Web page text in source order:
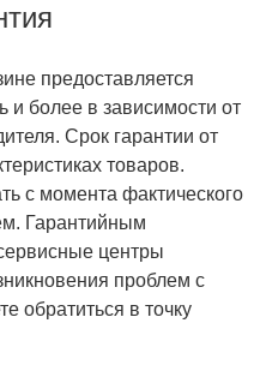
предоставляется
и более в зависимости от
Срок гарантии от
товаров.
с момента фактического
Гарантийным
центры
проблем с
обратиться в точку